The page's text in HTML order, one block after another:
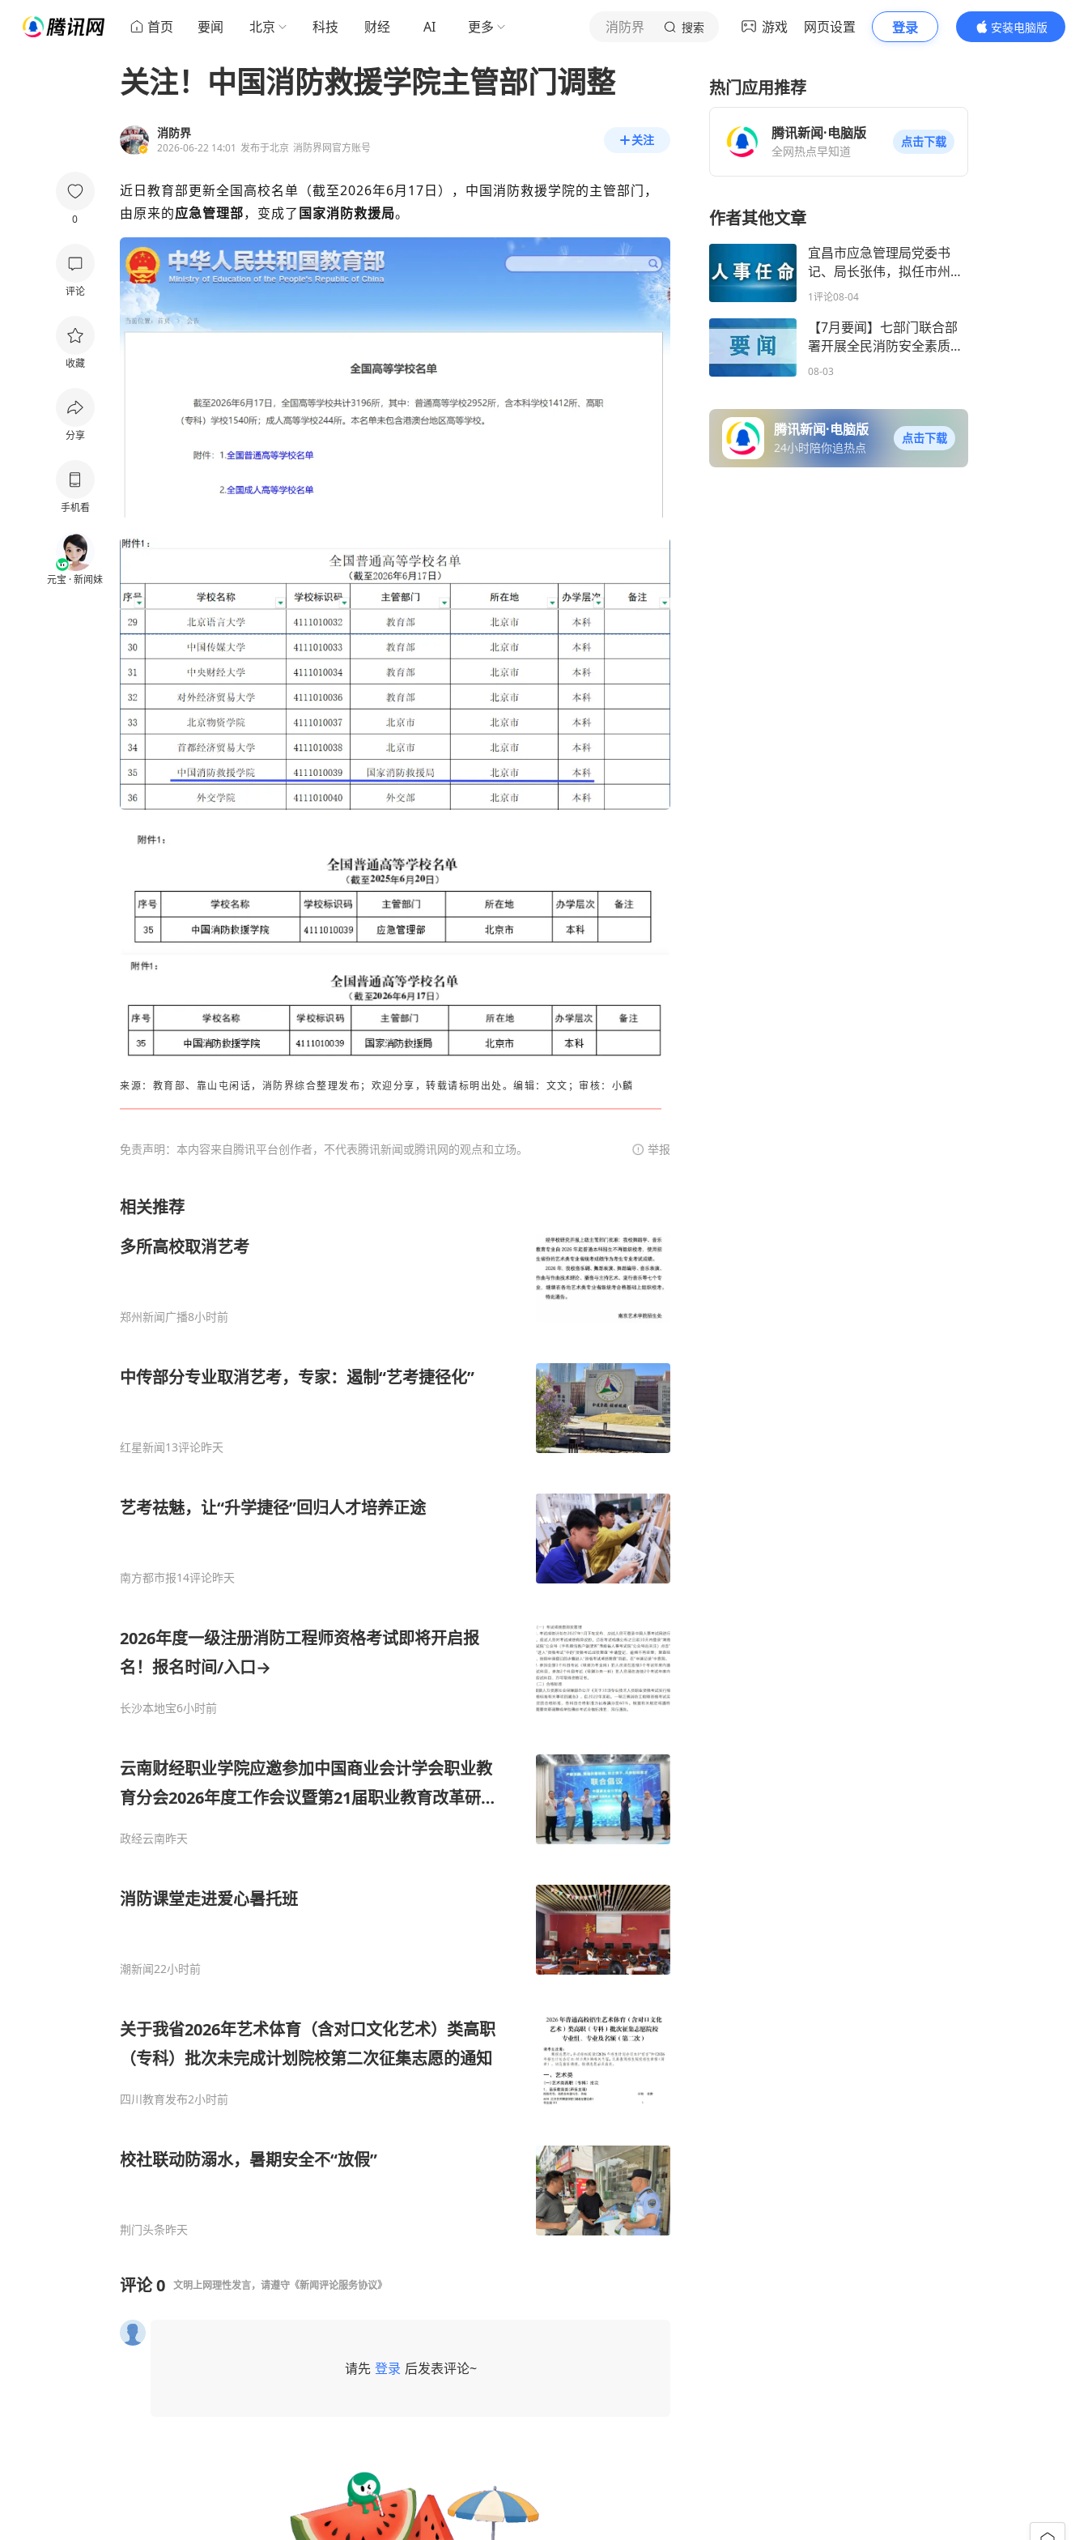
首页 要闻 北京 科技 财经 AI 更多 消防界 搜索 游戏 网页设置 登录
安装电脑版
内容更精彩
0
评论
收藏
分享
手机看
元宝 · 新闻妹
关注！中国消防救援学院主管部门调整
消防界
2026-06-22 14:01 发布于北京 消防界网官方账号
关注
近日教育部更新全国高校名单 （截至2026年6月17日） ， 中国消防救援学院的主管部门，
由原来的应急管理部，变成了国家消防救援局。
来源：教育部、靠山屯闲话，消防界综合整理发布；欢迎分享，转载请标明出处。编辑：文文；审核：小麟
免责声明：本内容来自腾讯平台创作者，不代表腾讯新闻或腾讯网的观点和立场。 举报
相关推荐
多所高校取消艺考
郑州新闻广播8小时前
中传部分专业取消艺考，专家：遏制“艺考捷径化”
红星新闻13评论昨天
艺考祛魅，让“升学捷径”回归人才培养正途
南方都市报14评论昨天
2026年度一级注册消防工程师资格考试即将开启报
名！报名时间/入口→
长沙本地宝6小时前
云南财经职业学院应邀参加中国商业会计学会职业教
育分会2026年度工作会议暨第21届职业教育改革研讨
政经云南昨天
消防课堂走进爱心暑托班
潮新闻22小时前
关于我省2026年艺术体育（含对口文化艺术）类高职
（专科）批次未完成计划院校第二次征集志愿的通知
四川教育发布2小时前
校社联动防溺水，暑期安全不“放假”
荆门头条昨天
评论0 文明上网理性发言，请遵守 《新闻评论服务协议》
请先 登录 后发表评论~
热门应用推荐
腾讯新闻·电脑版
全网热点早知道
点击下载
作者其他文章
宜昌市应急管理局党委书
记、局长张伟，拟任市州副
厅级领导职务
1评论08-04
【7月要闻】七部门联合部
署开展全民消防安全素质提
升行动，8月这些安全新规
08-03
腾讯新闻·电脑版
24小时陪你追热点
点击下载